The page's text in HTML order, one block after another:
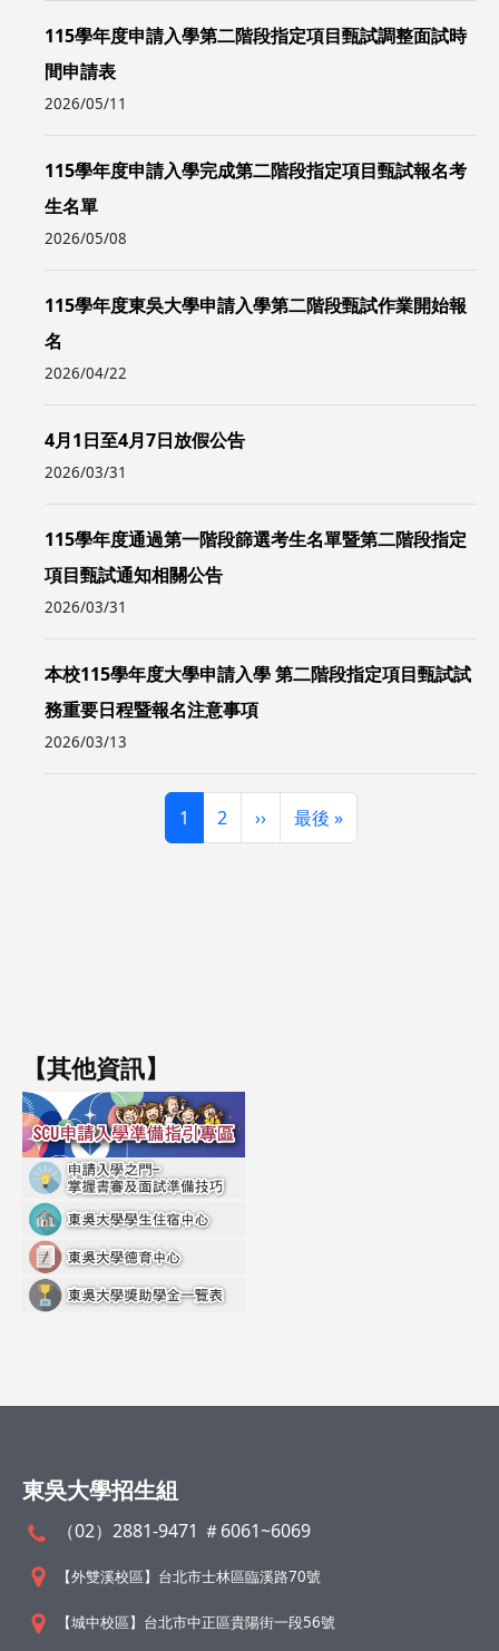
115學年度申請入學第二階段指定項目甄試調整面試時
間申請表
2026/05/11
115學年度申請入學完成第二階段指定項目甄試報名考
生名單
2026/05/08
115學年度東吳大學申請入學第二階段甄試作業開始報
名
2026/04/22
4月1日至4月7日放假公告
2026/03/31
115學年度通過第一階段篩選考生名單暨第二階段指定
項目甄試通知相關公告
2026/03/31
本校115學年度大學申請入學 第二階段指定項目甄試試
務重要日程暨報名注意事項
2026/03/13
頁面
1 頁面
2 下一頁
›› Last page
最後 »
【其他資訊】
東吳大學招生組
（02）2881-9471 ＃6061~6069
【外雙溪校區】台北市士林區臨溪路70號
【城中校區】台北市中正區貴陽街一段56號